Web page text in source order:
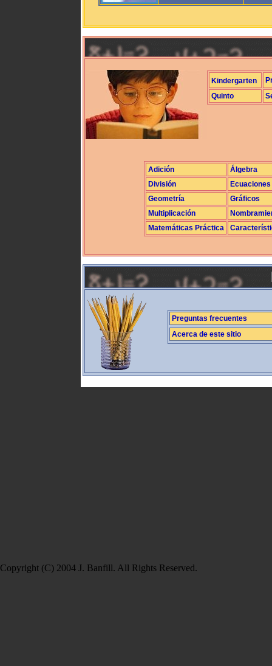
Kindergarten
Quinto
Adición
Álgebra
División
Ecuaciones
Geometría
Gráficos
Multiplicación
Matemáticas Práctica
Preguntas frecuentes
Acerca de este sitio
Copyright (C) 2004 J. Banfill. All Rights Reserved.